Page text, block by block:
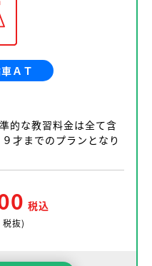
ＡＴ
的な教習料金は全て含
才までのプランとなり
税込
抜)